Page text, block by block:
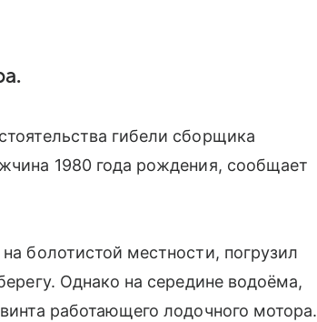
гибели сборщика
1980 года рождения, сообщает
болотистой местности, погрузил
Однако на середине водоёма,
работающего лодочного мотора.